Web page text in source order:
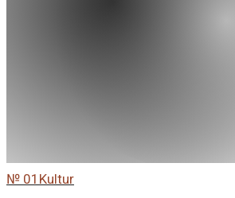
№ 01 Kultur